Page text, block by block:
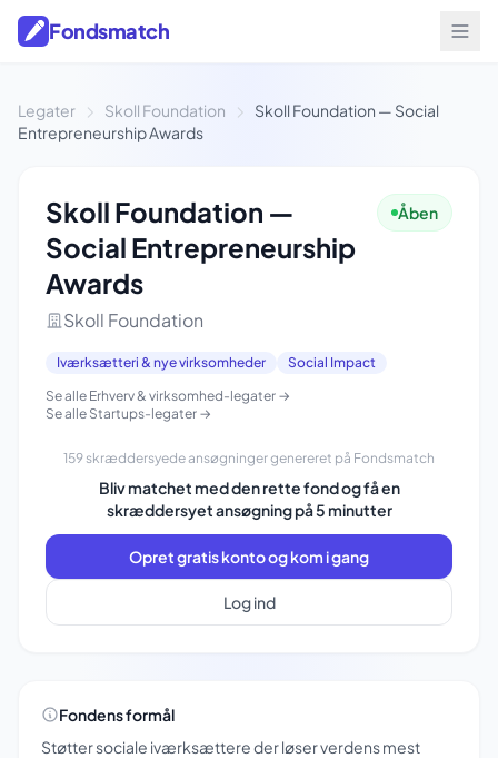
Fondsmatch
Legater Skoll Foundation
Skoll Foundation — Social
Entrepreneurship Awards
Skoll Foundation —
Social Entrepreneurship
Awards
Skoll Foundation
Åben
Iværksætteri & nye virksomheder
Social Impact
Se alle Erhverv & virksomhed-legater →
Se alle Startups-legater →
159 skræddersyede ansøgninger genereret på Fondsmatch
Bliv matchet med den rette fond og få en
skræddersyet ansøgning på 5 minutter
Opret gratis konto og kom i gang
Log ind
Fondens formål
Støtter sociale iværksættere der løser verdens mest